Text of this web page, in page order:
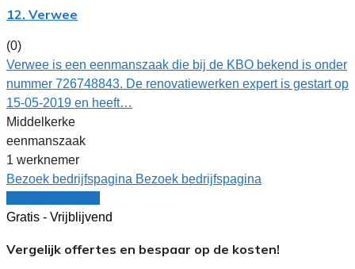
12. Verwee
(0)
Verwee is een eenmanszaak die bij de KBO bekend is onder
nummer 726748843. De renovatiewerken expert is gestart op
15-05-2019 en heeft…
Middelkerke
eenmanszaak
1 werknemer
Bezoek bedrijfspagina Bezoek bedrijfspagina
Gratis - Vrijblijvend
Vergelijk offertes en bespaar op de kosten!